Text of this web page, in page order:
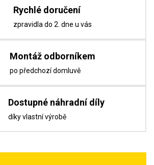
Rychlé doručení
zpravidla do 2. dne u vás
Montáž odborníkem
po předchozí domluvě
Dostupné náhradní díly
díky vlastní výrobě